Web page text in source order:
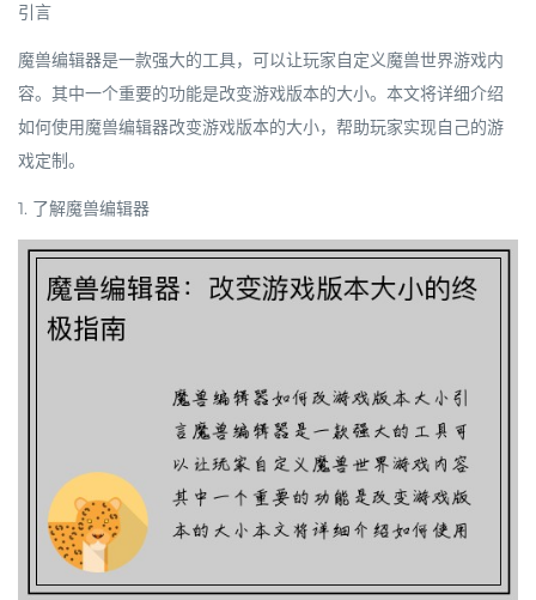
引言
魔兽编辑器是一款强大的工具，可以让玩家自定义魔兽世界游戏内
容。其中一个重要的功能是改变游戏版本的大小。本文将详细介绍
如何使用魔兽编辑器改变游戏版本的大小，帮助玩家实现自己的游
戏定制。
1. 了解魔兽编辑器